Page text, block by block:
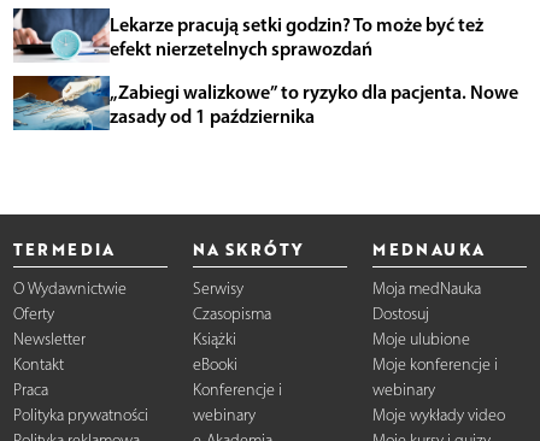
Lekarze pracują setki godzin? To może być też
efekt nierzetelnych sprawozdań
„Zabiegi walizkowe” to ryzyko dla pacjenta. Nowe
zasady od 1 października
TERMEDIA
O Wydawnictwie
Oferty
Newsletter
Kontakt
Praca
Polityka prywatności
NA SKRÓTY
Serwisy
Czasopisma
Książki
eBooki
Konferencje i
webinary
MEDNAUKA
Moja medNauka
Dostosuj
Moje ulubione
Moje konferencje i
webinary
Moje wykłady video